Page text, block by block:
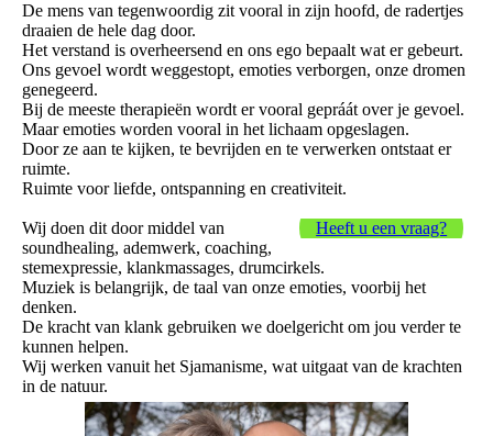
De mens van tegenwoordig zit vooral in zijn hoofd, de radertjes
draaien de hele dag door.
Het verstand is overheersend en ons ego bepaalt wat er gebeurt.
Ons gevoel wordt weggestopt, emoties verborgen, onze dromen
genegeerd.
Bij de meeste therapieën wordt er vooral gepráát over je gevoel.
Maar emoties worden vooral in het lichaam opgeslagen.
Door ze aan te kijken, te bevrijden en te verwerken ontstaat er
ruimte.
Ruimte voor liefde, ontspanning en creativiteit.
Heeft u een vraag?
Wij doen dit door middel van
soundhealing, ademwerk, coaching,
stemexpressie, klankmassages, drumcirkels.
Muziek is belangrijk, de taal van onze emoties, voorbij het
denken.
De kracht van klank gebruiken we doelgericht om jou verder te
kunnen helpen.
Wij werken vanuit het Sjamanisme, wat uitgaat van de krachten
in de natuur.